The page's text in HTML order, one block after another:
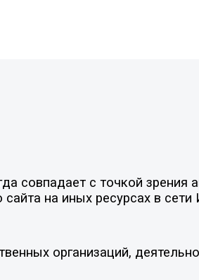
совпадает с точкой зрения
на иных ресурсах в сети
организаций,